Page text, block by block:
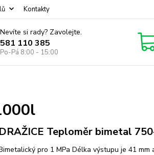
Kontakty
Nevíte si rady? Zavolejte.
581 110 385
Po-Pá 8:00 - 15:00
DRAŽICE Teploměr bimetal
pro 1 MPa Délka výstupu je 41 mm